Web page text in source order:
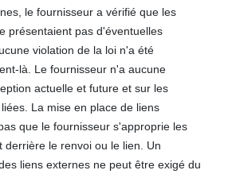
le fournisseur a vérifié que les
présentaient pas d'éventuelles
violation de la loi n'a été
là. Le fournisseur n'a aucune
actuelle et future et sur les
La mise en place de liens
que le fournisseur s'approprie les
derrière le renvoi ou le lien. Un
liens externes ne peut être exigé du